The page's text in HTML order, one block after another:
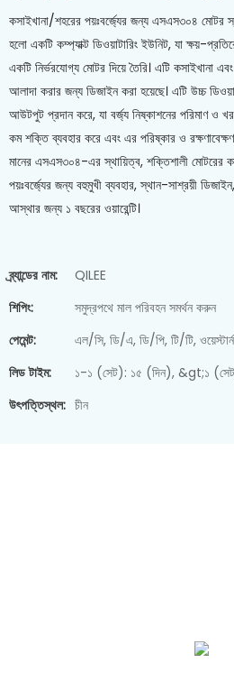
কসাইখানা/শহরের পয়ঃবর্জ্যের জন্য এসএস৩০৪ মোটর
হলো একটি কম্প্যাক্ট ডিওয়াটারিং ইউনিট, যা ক্ষয়-
একটি নির্ভরযোগ্য মোটর দিয়ে তৈরি। এটি কসাইখানা
আলাদা করার জন্য ডিজাইন করা হয়েছে। এটি উচ্চ
আউটপুট প্রদান করে, যা বর্জ্য নিষ্কাশনের পরিমাণ ও
কম শক্তি ব্যবহার করে এবং এর পরিষ্কার ও
মানের এসএস৩০৪-এর স্থায়িত্ব, শক্তিশালী মোটরের
পয়ঃবর্জ্যের জন্য বহুমুখী ব্যবহার, স্থান-সাশ্রয়ী
আস্থার জন্য ১ বছরের ওয়ারেন্টি।
ব্র্যান্ডের নাম:
QILEE
শিপিং:
সমুদ্রপথে মাল পরিবহন সমর্থন করুন
পেমেন্ট:
এল/সি, ডি/এ, ডি/পি, টি/টি,
লিড টাইম:
১-১ (সেট): ১৫ (দিন), &gt;১
উৎপত্তিস্থল: চীন